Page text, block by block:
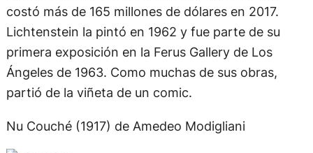
costó más de 165 millones de dólares en 2017.
Lichtenstein la pintó en 1962 y fue parte de su
primera exposición en la Ferus Gallery de Los
Ángeles de 1963. Como muchas de sus obras,
partió de la viñeta de un comic.
Nu Couché (1917) de Amedeo Modigliani